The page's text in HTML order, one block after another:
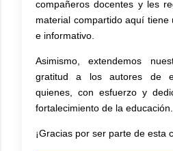
compañeros docentes y les
material compartido aquí tiene
e informativo.
Asimismo, extendemos
gratitud a los autores de
quienes, con esfuerzo y
fortalecimiento de la educación.
¡Gracias por ser parte de esta